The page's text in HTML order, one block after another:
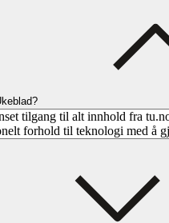
tilgang til alt innhold fra
forhold til teknologi med å